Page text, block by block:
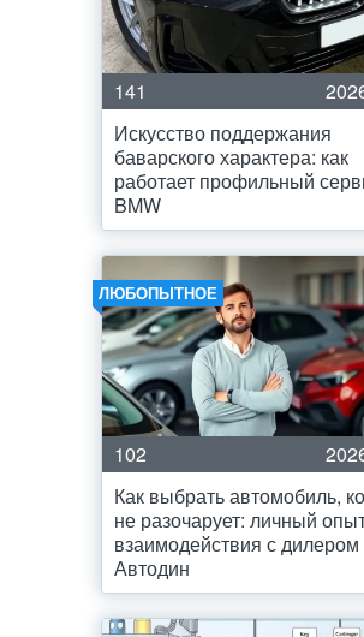
141
Искусство поддержания
баварского характера: как
работает профильный
BMW
ЛЮБОПЫТНОЕ
102
Как выбрать автомобиль,
не разочарует: личный
взаимодействия с дилером
Автодин